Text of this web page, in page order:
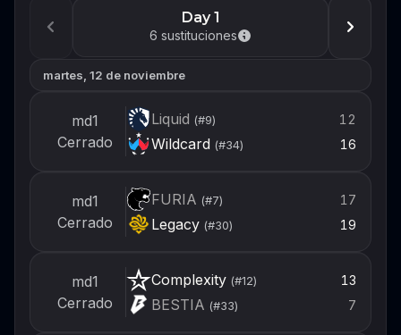
Inicia sesión o crea una cuenta ahora para
abra el próximo evento.
Iniciar sesión
Day 1
6 sustituciones
martes, 12 de noviembre
md1
Cerrado
Liquid (#9) 12
Wildcard (#34) 16
md1
Cerrado
FURIA (#7) 17
Legacy(#30) 19
md1
Cerrado
Complexity(#12) 13
BESTIA (#33) 7